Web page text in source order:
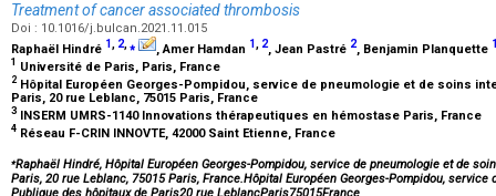
Treatment of cancer associated thrombosis
Doi : 10.1016/j.bulcan.2021.11.015
Raphaël Hindré 1, 2,⁎ , Amer Hamdan 1, 2, Jean Pastré 2, Benjamin Planquette
1 Université de Paris, Paris, France
2 Hôpital Européen Georges-Pompidou, service de pneumologie et de soins
Paris, 20 rue Leblanc, 75015 Paris, France
3 INSERM UMRS-1140 Innovations thérapeutiques en hémostase Paris, France
4 Réseau F-CRIN INNOVTE, 42000 Saint Etienne, France
⁎Raphaël Hindré, Hôpital Européen Georges-Pompidou, service de pneumologie et de
Paris, 20 rue Leblanc, 75015 Paris, France.Hôpital Européen Georges-Pompidou,